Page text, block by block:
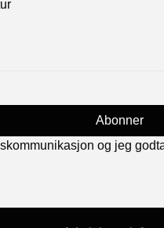
Abonner
og jeg